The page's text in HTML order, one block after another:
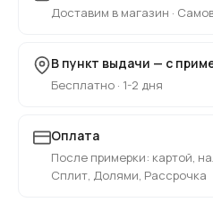
Доставим в магазин ·
В пункт выдачи — с
Бесплатно · 1-2 дня
Оплата
После примерки: картой,
Сплит, Долями, Рассрочка